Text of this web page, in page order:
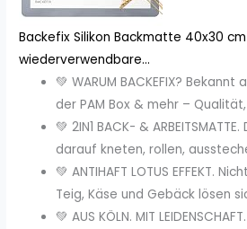
Backefix Silikon Backmatte 40x30
wiederverwendbare...
💚 WARUM BACKEFIX? Bekannt
der PAM Box & mehr –
💚 2IN1 BACK- &
darauf kneten, rollen,
💚 ANTIHAFT LOTUS EFFEKT.
Teig, Käse und Gebäck lösen
💚 AUS KÖLN. MIT